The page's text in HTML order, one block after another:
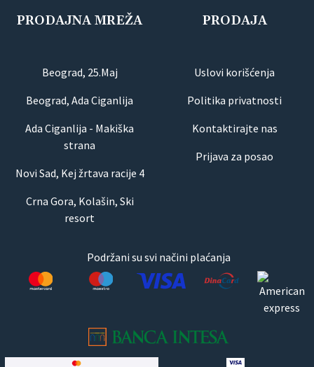
PRODAJNA MREŽA
Beograd, 25.Maj
Beograd, Ada Ciganlija
Ada Ciganlija - Makiška
strana
Novi Sad, Kej žrtava racije 4
Crna Gora, Kolašin, Ski
resort
PRODAJA
Uslovi korišćenja
Politika privatnosti
Kontaktirajte nas
Prijava za posao
Podržani su svi načini plaćanja